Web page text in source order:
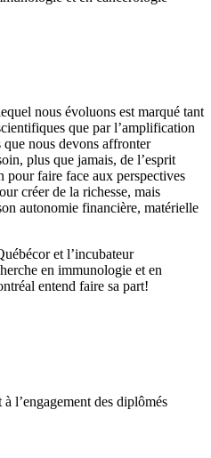
nous évoluons est marqué tant
que par l’amplification
que nous devons affronter
plus que jamais, de l’esprit
pour faire face aux perspectives
créer de la richesse, mais
autonomie financière, matérielle
et l’incubateur
en immunologie et en
entend faire sa part!
l’engagement des diplômés